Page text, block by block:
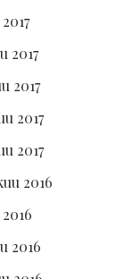
2017
2017
2017
2017
2016
2016